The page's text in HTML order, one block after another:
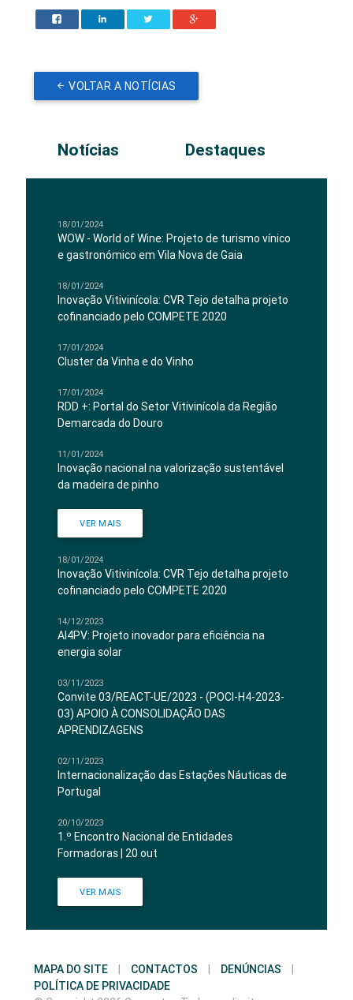
VOLTAR A NOTÍCIAS
Notícias Destaques
18/01/2024
WOW - World of Wine: Projeto de turismo vínico
e gastronómico em Vila Nova de Gaia
18/01/2024
Inovação Vitivinícola: CVR Tejo detalha projeto
cofinanciado pelo COMPETE 2020
17/01/2024
Cluster da Vinha e do Vinho
17/01/2024
RDD +: Portal do Setor Vitivinícola da Região
Demarcada do Douro
11/01/2024
Inovação nacional na valorização sustentável
da madeira de pinho
VER MAIS
18/01/2024
Inovação Vitivinícola: CVR Tejo detalha projeto
cofinanciado pelo COMPETE 2020
14/12/2023
AI4PV: Projeto inovador para eficiência na
energia solar
03/11/2023
Convite 03/REACT-UE/2023 - (POCI-H4-2023-
03) APOIO À CONSOLIDAÇÃO DAS
APRENDIZAGENS
02/11/2023
Internacionalização das Estações Náuticas de
Portugal
20/10/2023
1.º Encontro Nacional de Entidades
Formadoras | 20 out
VER MAIS
MAPA DO SITE CONTACTOS DENÚNCIAS
POLÍTICA DE PRIVACIDADE